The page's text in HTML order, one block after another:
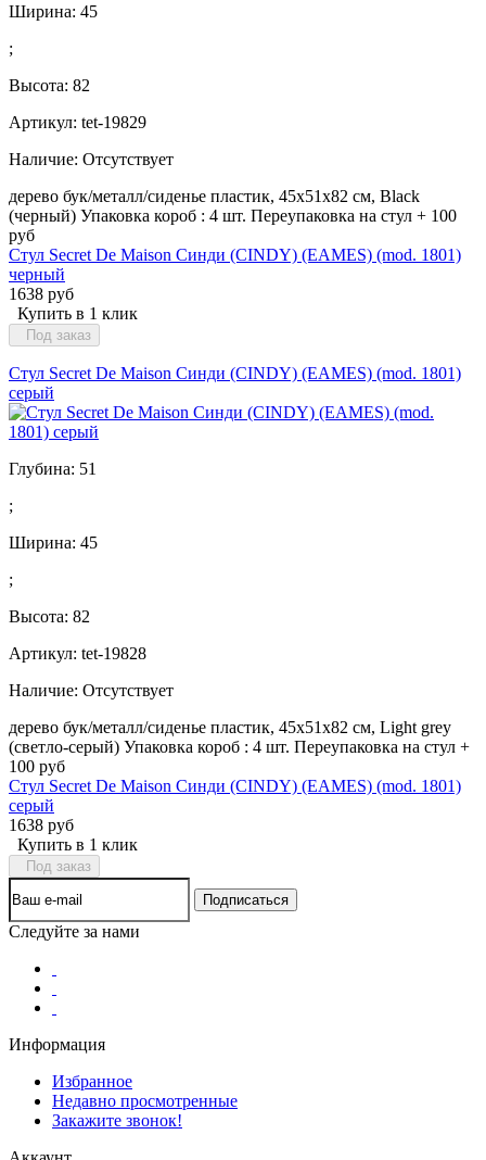
Ширина: 45
;
Высота: 82
Артикул: tet-19829
Наличие: Отсутствует
дерево бук/металл/сиденье пластик, 45x51x82 см, Black
(черный) Упаковка короб : 4 шт. Переупаковка на стул + 100
руб
Стул Secret De Maison Синди (CINDY) (EAMES) (mod. 1801)
черный
1638 руб
Купить в 1 клик
Под заказ
Стул Secret De Maison Синди (CINDY) (EAMES) (mod. 1801)
серый
Глубина: 51
;
Ширина: 45
;
Высота: 82
Артикул: tet-19828
Наличие: Отсутствует
дерево бук/металл/сиденье пластик, 45x51x82 см, Light grey
(светло-серый) Упаковка короб : 4 шт. Переупаковка на стул +
100 руб
Стул Secret De Maison Синди (CINDY) (EAMES) (mod. 1801)
серый
1638 руб
Купить в 1 клик
Под заказ
Следуйте за нами
Информация
Избранное
Недавно просмотренные
Закажите звонок!